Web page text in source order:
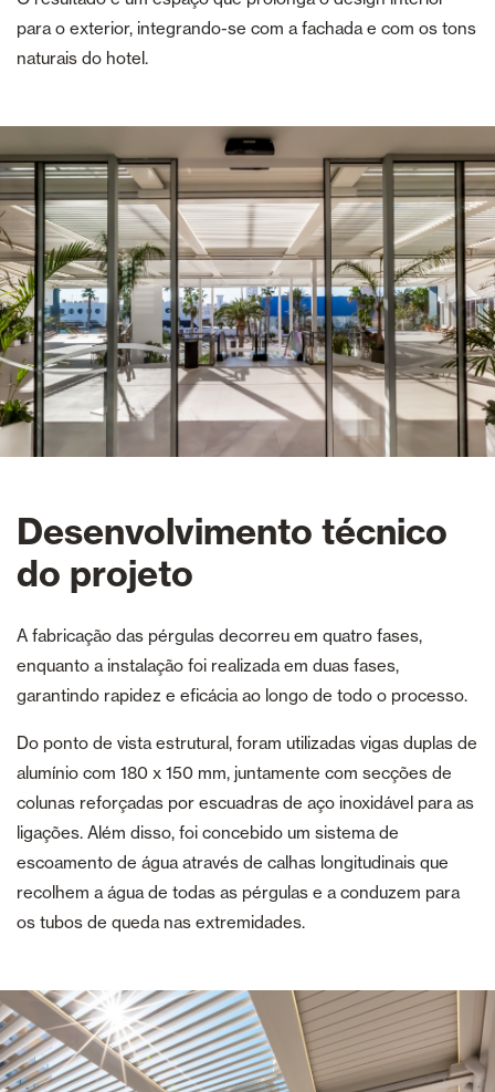
para o exterior, integrando-se com a fachada e com os tons
naturais do hotel.
Desenvolvimento técnico
do projeto
A fabricação das pérgulas decorreu em quatro fases,
enquanto a instalação foi realizada em duas fases,
garantindo rapidez e eficácia ao longo de todo o processo.
Do ponto de vista estrutural, foram utilizadas vigas duplas de
alumínio com 180 x 150 mm, juntamente com secções de
colunas reforçadas por escuadras de aço inoxidável para as
ligações. Além disso, foi concebido um sistema de
escoamento de água através de calhas longitudinais que
recolhem a água de todas as pérgulas e a conduzem para
os tubos de queda nas extremidades.